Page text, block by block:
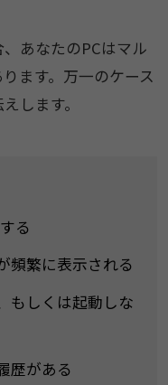
あなたのPCはマル
ます。万一のケース
します。
る
頻繁に表示される
もしくは起動しな
歴がある